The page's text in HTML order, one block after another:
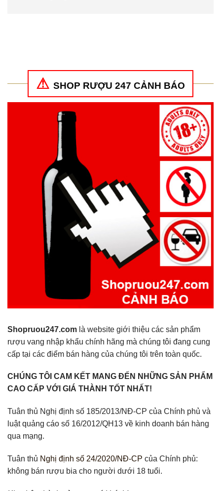
SHOP RƯỢU 247 CẢNH BÁO
Shopruou247.com là website giới thiệu các sản phẩm
rượu vang nhập khẩu chính hãng mà chúng tôi đang cung
cấp tại các điểm bán hàng của chúng tôi trên toàn quốc.
CHÚNG TÔI CAM KẾT MANG ĐẾN NHỮNG SẢN PHẨM
CAO CẤP VỚI GIÁ THÀNH TỐT NHẤT!
Tuân thủ Nghị định số 185/2013/NĐ-CP của Chính phủ và
luật quảng cáo số 16/2012/QH13 về kinh doanh bán hàng
qua mạng.
Tuân thủ Nghị định số 24/2020/NĐ-CP của Chính phủ:
không bán rượu bia cho người dưới 18 tuổi.